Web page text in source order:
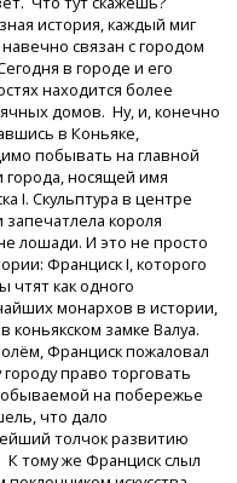
история, каждый миг
связан с городом
в городе и его
находится более
домов. Ну, и, конечно
в Коньяке,
побывать на главной
носящей имя
I. Скульптура в центре
короля
лошади. И это не просто
Франциск I, которого
чтят как одного
монархов в истории,
коньякском замке Валуа.
Франциск пожаловал
право торговать
на побережье
что дало
толчок развитию
К тому же Франциск слыл